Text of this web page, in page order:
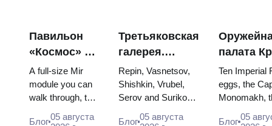
Павильон
«Космос» на
ВДНХ:
внутри
самой
большой
A full-size Mir
module you can
walk through, the
model, scorched
Блог05 августа
Третьяковская
галерея.
Шедевры:
картины, ради
которых стоит
строить
Repin, Vasnetsov,
Shishkin, Vrubel,
Serov and Surikov
stop people, where
Блог05 августа
палата
яйца
троны и
одеяния
Ten Imperial
eggs, the
Monomakh,
boy tsars
Блог 05